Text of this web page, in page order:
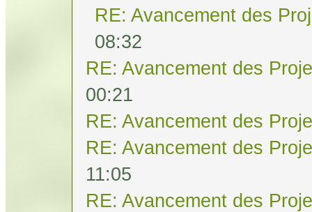
RE: Avancement des
08:32
RE: Avancement des
00:21
RE: Avancement des
RE: Avancement des
11:05
RE: Avancement des